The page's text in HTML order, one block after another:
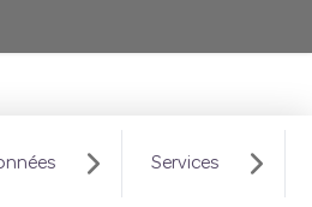
Services
: PNR du